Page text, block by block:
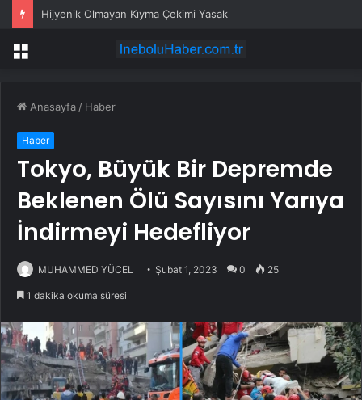
Hijyenik Olmayan Kıyma Çekimi Yasak
Menü
Anasayfa / Haber
Haber
Tokyo, Büyük Bir Depremde
Beklenen Ölü Sayısını Yarıya
İndirmeyi Hedefliyor
MUHAMMED YÜCEL Şubat 1, 2023 0 25
1 dakika okuma süresi